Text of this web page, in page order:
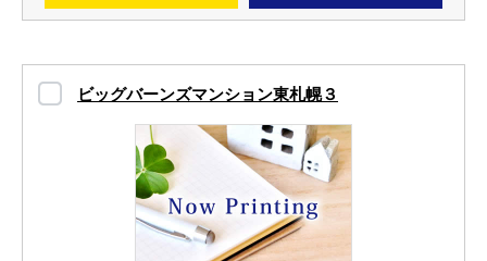
ビッグバーンズマンション東札幌３